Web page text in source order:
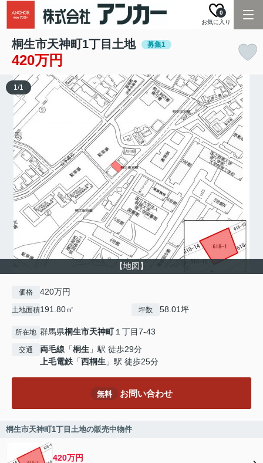
お気に入り
0
桐生市天神町1丁目土地 募集1
420万円
【地図】
1/1
価格 420万円
土地面積191.80㎡ 坪数 58.01坪
所在地 群馬県桐生市天神町１丁目7-43
交通 両毛線 「桐生 」駅 徒歩29分
上毛電鉄 「西桐生 」駅 徒歩25分
無料 お問い合わせ
桐生市天神町1丁目土地の販売中物件
420万円